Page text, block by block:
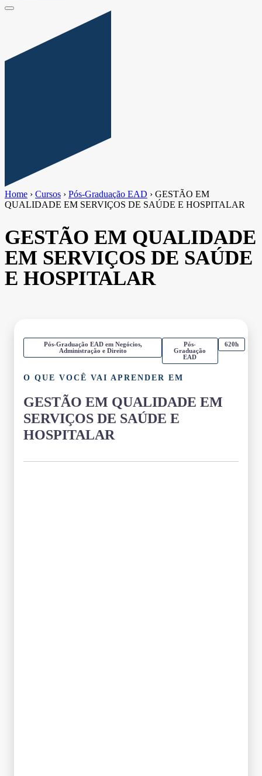
Home › Cursos › Pós-Graduação EAD › GESTÃO EM
QUALIDADE EM SERVIÇOS DE SAÚDE E HOSPITALAR
GESTÃO EM QUALIDADE
EM SERVIÇOS DE SAÚDE
E HOSPITALAR
Pós-Graduação EAD em Negócios,
Administração e Direito
Pós-
Graduação
EAD
620h
O QUE VOCÊ VAI APRENDER EM
GESTÃO EM QUALIDADE EM
SERVIÇOS DE SAÚDE E
HOSPITALAR